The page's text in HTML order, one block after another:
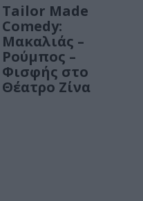
Tailor Made
Comedy:
Μακαλιάς –
Ρούμπος –
Φισφής στο
Θέατρο Ζίνα